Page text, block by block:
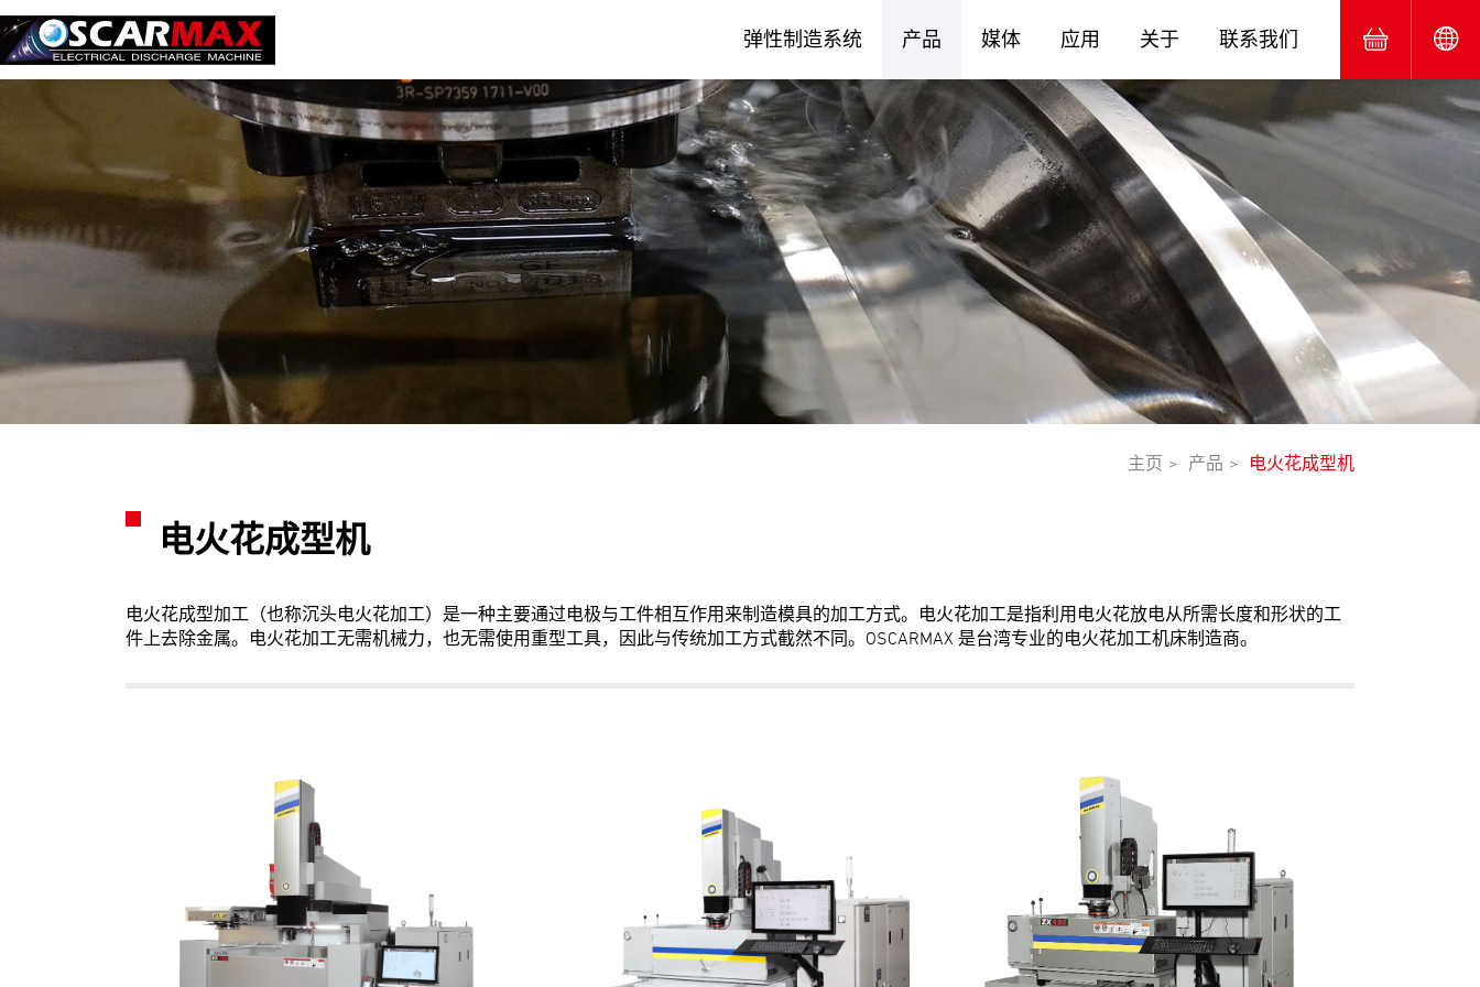
弹性制造系统 产品 媒体 应用 关于 联系我们
电火花成型机
电火花成型加工（也称沉头电火花加工）是一种主要通过电极与工件相互作用来制造模具的加工方式。电火花加工是指利用电火花放电从所需长度和形状的工
件上去除金属。电火花加工无需机械力，也无需使用重型工具，因此与传统加工方式截然不同。OSCARMAX 是台湾专业的电火花加工机床制造商。
主页 产品 电火花成型机